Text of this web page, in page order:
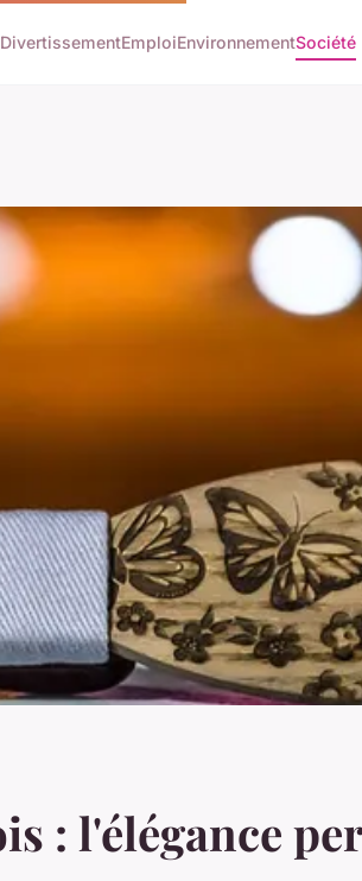
DivertissementEmploiEnvironnementSociété
: l'élégance